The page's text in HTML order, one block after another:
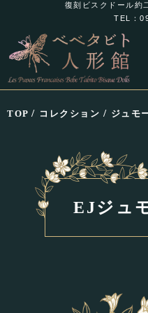
復刻ビスクドール約
TEL：
TOP / コレクション / ジュモ
EJジュ